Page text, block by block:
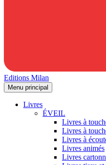
Editions Milan
Menu principal
Livres
ÉVEIL
Livres à
Livres à
Livres à
Livres animés
Livres